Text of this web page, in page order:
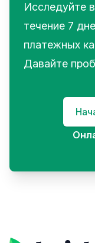
Исследуйте
течение 7
платежных
Давайте